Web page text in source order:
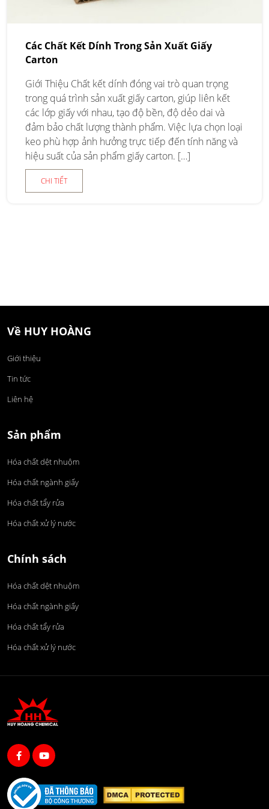
Các Chất Kết Dính Trong Sản Xuất Giấy
Carton
Giới Thiệu Chất kết dính đóng vai trò quan trọng
trong quá trình sản xuất giấy carton, giúp liên kết
các lớp giấy với nhau, tạo độ bền, độ dẻo dai và
đảm bảo chất lượng thành phẩm. Việc lựa chọn loại
keo phù hợp ảnh hưởng trực tiếp đến tính năng và
hiệu suất của sản phẩm giấy carton. […]
CHI TIẾT
Về HUY HOÀNG
Giới thiệu
Tin tức
Liên hệ
Sản phẩm
Hóa chất dệt nhuộm
Hóa chất ngành giấy
Hóa chất tẩy rửa
Hóa chất xử lý nước
Chính sách
Hóa chất dệt nhuộm
Hóa chất ngành giấy
Hóa chất tẩy rửa
Hóa chất xử lý nước